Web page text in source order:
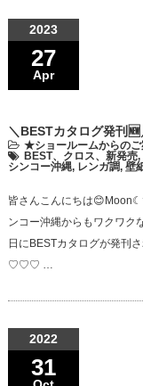
2023
27
Apr
＼BESTカタログ発刊🆕
★ショールームからのご
BEST、クロス、新発売,
シンコー沖縄, レンガ調, 壁
皆さんこんにちは
ンコー沖縄からもワクワク
日にBESTカタログが発刊
♡♡♡ …
2022
31